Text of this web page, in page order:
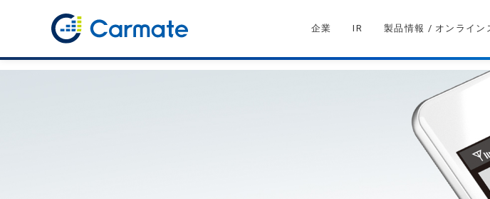
企業 IR 製品情報 / オンライン